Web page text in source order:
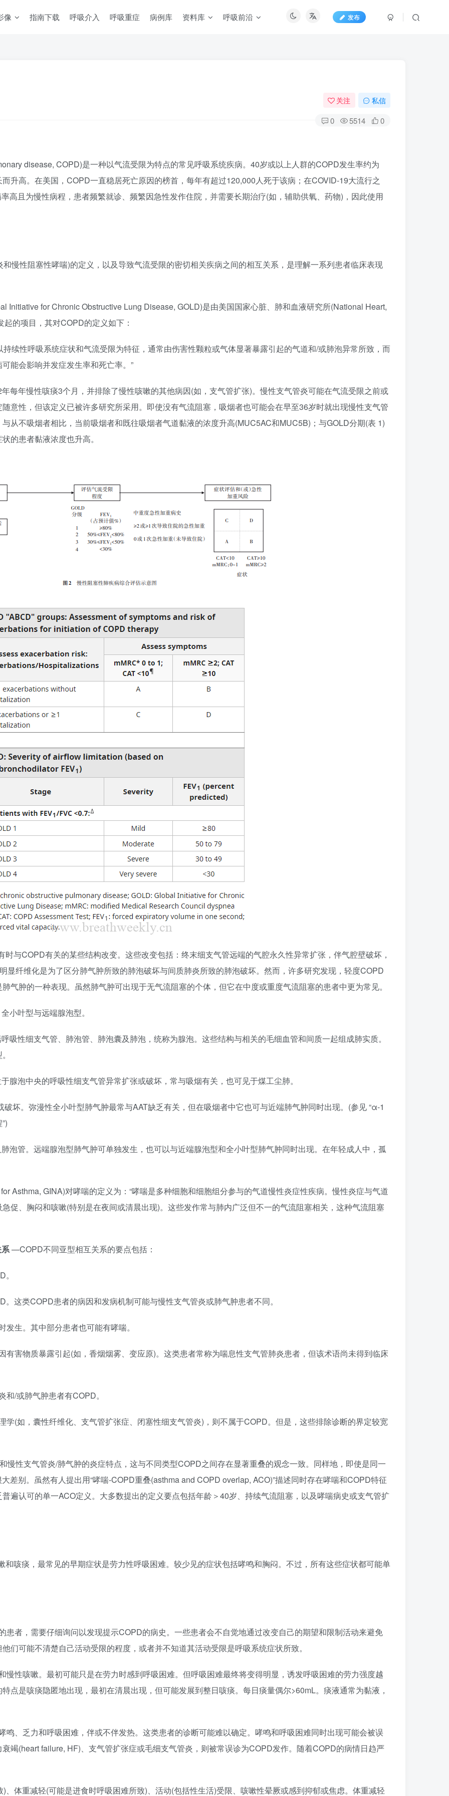
发布
像 指南下载 呼吸介入 呼吸重症 病例库 资料库 呼吸前沿
关注 私信
0 5514 0
disease, COPD)是一种以气流受限为特点的常见呼吸系统疾病。40岁或以上人群的COPD发生率约为
升高。在美国，COPD一直稳居死亡原因的榜首，每年有超过120,000人死于该病；在COVID-19大流行之
高且为慢性病程，患者频繁就诊、频繁因急性发作住院，并需要长期治疗(如，辅助供氧、药物)，因此使用
慢性阻塞性哮喘)的定义，以及导致气流受限的密切相关疾病之间的相互关系，是理解一系列患者临床表现
Initiative for Chronic Obstructive Lung Disease, GOLD)是由美国国家心脏、肺和血液研究所(National Heart,
的项目，其对COPD的定义如下：
续性呼吸系统症状和气流受限为特征，通常由伤害性颗粒或气体显著暴露引起的气道和/或肺泡异常所致，而
能会影响并发症发生率和死亡率。”
每年慢性咳痰3个月，并排除了慢性咳嗽的其他病因(如，支气管扩张)。慢性支气管炎可能在气流受限之前或
意性，但该定义已被许多研究所采用。即使没有气流阻塞，吸烟者也可能会在早至36岁时就出现慢性支气管
从不吸烟者相比，当前吸烟者和既往吸烟者气道黏液的浓度升高(MUC5AC和MUC5B)；与GOLD分期(表 1)
的患者黏液浓度也升高。
与COPD有关的某些结构改变。这些改变包括：终末细支气管远端的气腔永久性异常扩张，伴气腔壁破坏，
显纤维化是为了区分肺气肿所致的肺泡破坏与间质肺炎所致的肺泡破坏。然而，许多研究发现，轻度COPD
气肿的一种表现。虽然肺气肿可出现于无气流阻塞的个体，但它在中度或重度气流阻塞的患者中更为常见。
小叶型与远端腺泡型。
吸性细支气管、肺泡管、肺泡囊及肺泡，统称为腺泡。这些结构与相关的毛细血管和间质一起组成肺实质。
腺泡中央的呼吸性细支气管异常扩张或破坏，常与吸烟有关，也可见于煤工尘肺。
坏。弥漫性全小叶型肺气肿最常与AAT缺乏有关，但在吸烟者中它也可与近端肺气肿同时出现。(参见 “α-1
泡管。远端腺泡型肺气肿可单独发生，也可以与近端腺泡型和全小叶型肺气肿同时出现。在年轻成人中，孤
Asthma, GINA)对哮喘的定义为：“哮喘是多种细胞和细胞组分参与的气道慢性炎症性疾病。慢性炎症与气道
促、胸闷和咳嗽(特别是在夜间或清晨出现)。这些发作常与肺内广泛但不一的气流阻塞相关，这种气流阻塞
—COPD不同亚型相互关系的要点包括：
这类COPD患者的病因和发病机制可能与慢性支气管炎或肺气肿患者不同。
生。其中部分患者也可能有哮喘。
有害物质暴露引起(如，香烟烟雾、变应原)。这类患者常称为喘息性支气管肺炎患者，但该术语尚未得到临床
/或肺气肿患者有COPD。
学(如，囊性纤维化、支气管扩张症、闭塞性细支气管炎)，则不属于COPD。但是，这些排除诊断的界定较宽
性支气管炎/肺气肿的炎症特点，这与不同类型COPD之间存在显著重叠的观念一致。同样地，即使是同一
差别。虽然有人提出用“哮喘-COPD重叠(asthma and COPD overlap, ACO)”描述同时存在哮喘和COPD特征
遍认可的单一ACO定义。大多数提出的定义要点包括年龄＞40岁、持续气流阻塞，以及哮喘病史或支气管扩
咳痰，最常见的早期症状是劳力性呼吸困难。较少见的症状包括哮鸣和胸闷。不过，所有这些症状都可能单
患者，需要仔细询问以发现提示COPD的病史。一些患者会不自觉地通过改变自己的期望和限制活动来避免
们可能不清楚自己活动受限的程度，或者并不知道其活动受限是呼吸系统症状所致。
慢性咳嗽。最初可能只是在劳力时感到呼吸困难。但呼吸困难最终将变得明显，诱发呼吸困难的劳力强度越
点是咳痰隐匿地出现，最初在清晨出现，但可能发展到整日咳痰。每日痰量偶尔>60mL。痰液通常为黏液，
鸣、乏力和呼吸困难，伴或不伴发热。这类患者的诊断可能难以确定。哮鸣和呼吸困难同时出现可能会被误
竭(heart failure, HF)、支气管扩张症或毛细支气管炎，则被常误诊为COPD发作。随着COPD的病情日趋严
体重减轻(可能是进食时呼吸困难所致)、活动(包括性生活)受限、咳嗽性晕厥或感到抑郁或焦虑。体重减轻